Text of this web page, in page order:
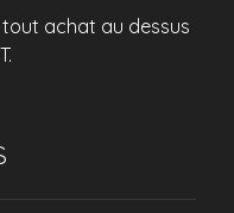
achat au dessus